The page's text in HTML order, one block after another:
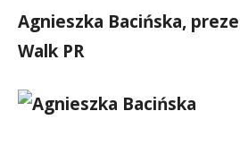
Agnieszka Bacińska,
Walk PR